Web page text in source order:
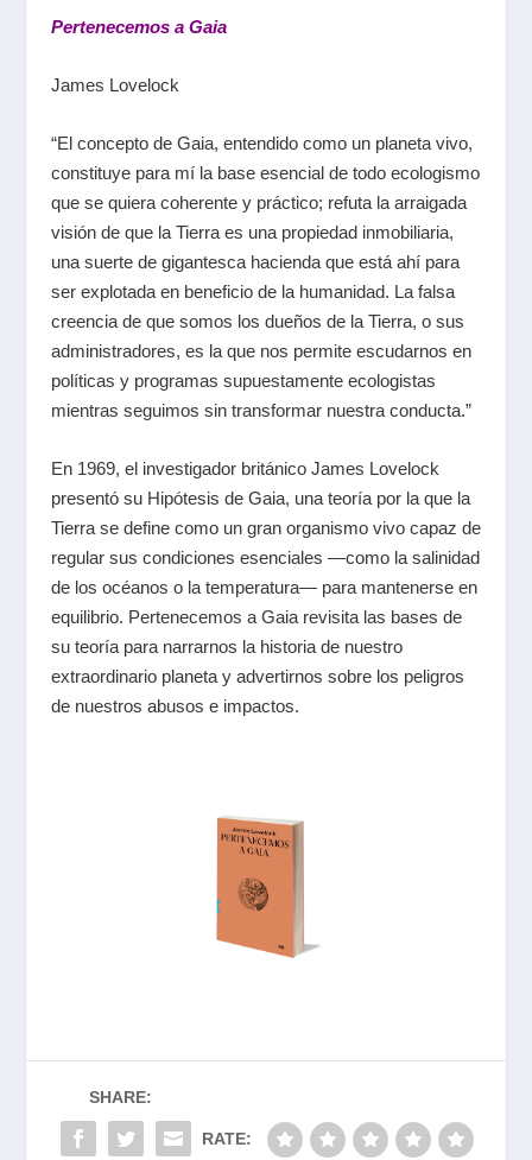
Pertenecemos a Gaia
James Lovelock
“El concepto de Gaia, entendido como un planeta vivo,
constituye para mí la base esencial de todo ecologismo
que se quiera coherente y práctico; refuta la arraigada
visión de que la Tierra es una propiedad inmobiliaria,
una suerte de gigantesca hacienda que está ahí para
ser explotada en beneficio de la humanidad. La falsa
creencia de que somos los dueños de la Tierra, o sus
administradores, es la que nos permite escudarnos en
políticas y programas supuestamente ecologistas
mientras seguimos sin transformar nuestra conducta.”
En 1969, el investigador británico James Lovelock
presentó su Hipótesis de Gaia, una teoría por la que la
Tierra se define como un gran organismo vivo capaz de
regular sus condiciones esenciales —como la salinidad
de los océanos o la temperatura— para mantenerse en
equilibrio. Pertenecemos a Gaia revisita las bases de
su teoría para narrarnos la historia de nuestro
extraordinario planeta y advertirnos sobre los peligros
de nuestros abusos e impactos.
SHARE:
RATE: